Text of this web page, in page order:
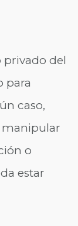
privado del
para
caso,
manipular
o
estar